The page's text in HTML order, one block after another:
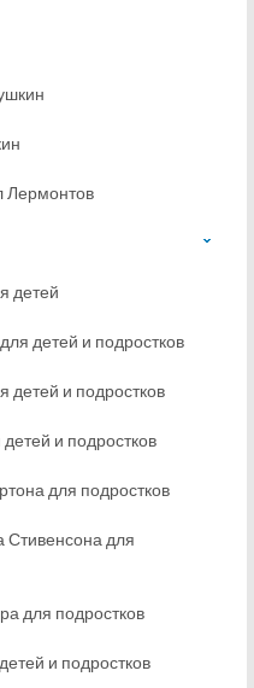
Лермонтов
детей
детей и подростков
и подростков
и подростков
для подростков
Стивенсона для
для подростков
и подростков